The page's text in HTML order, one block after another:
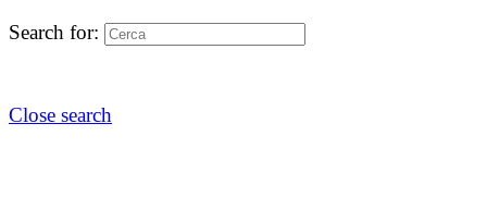
Search for:
Close search